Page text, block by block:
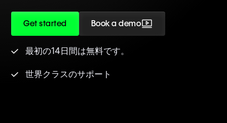
Get started Book a demo
最初の14日間は無料です。
世界クラスのサポート